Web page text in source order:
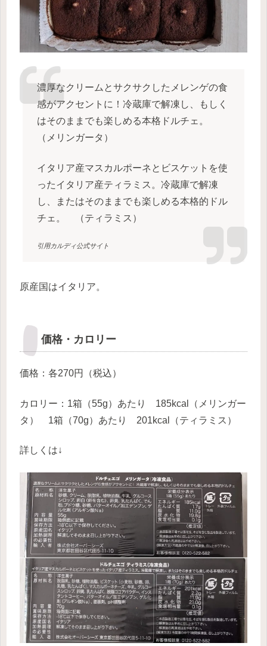
濃厚なクリームとサクサクしたメレンゲの食
感がアクセントに！冷蔵庫で解凍し、もしく
はそのままでも楽しめる本格ドルチェ。
（メリンガータ）
イタリア産マスカルポーネとビスケットを使
ったイタリア産ティラミス。冷蔵庫で解凍
し、またはそのままでも楽しめる本格的ドル
チェ。 （ティラミス）
引用カルディ公式サイト
原産国はイタリア。
価格・カロリー
価格：各270円（税込）
カロリー：1箱（55g）あたり 185kcal（メリンガー
タ） 1箱（70g）あたり 201kcal（ティラミス）
詳しくは↓